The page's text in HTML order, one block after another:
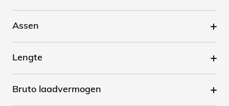
Assen
Lengte
Bruto laadvermogen